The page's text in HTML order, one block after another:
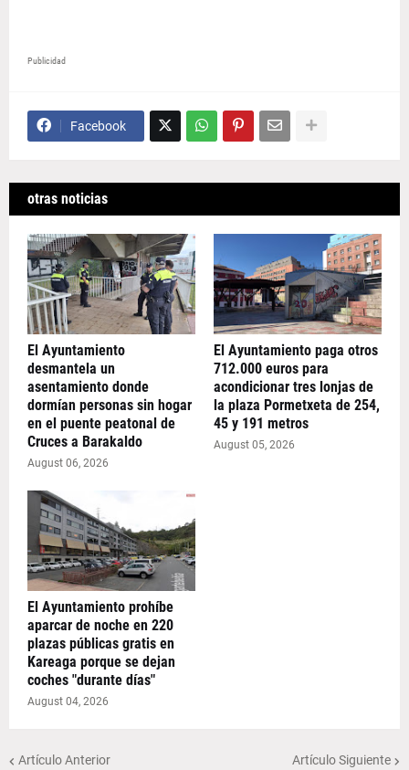
Publicidad
Facebook
otras noticias
El Ayuntamiento
desmantela un
asentamiento donde
dormían personas sin hogar
en el puente peatonal de
Cruces a Barakaldo
August 06, 2026
El Ayuntamiento paga otros
712.000 euros para
acondicionar tres lonjas de
la plaza Pormetxeta de 254,
45 y 191 metros
August 05, 2026
El Ayuntamiento prohíbe
aparcar de noche en 220
plazas públicas gratis en
Kareaga porque se dejan
coches "durante días"
August 04, 2026
Artículo Anterior Artículo Siguiente